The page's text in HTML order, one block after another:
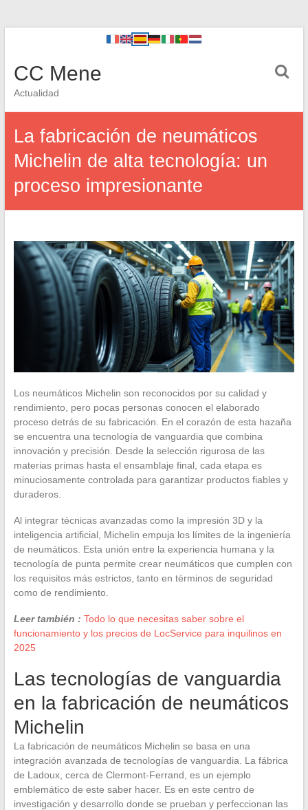
CC Mene
Actualidad
La fabricación de neumáticos
Michelin de alta tecnología: un
proceso impresionante
Los neumáticos Michelin son reconocidos por su calidad y
rendimiento, pero pocas personas conocen el elaborado
proceso detrás de su fabricación. En el corazón de esta hazaña
se encuentra una tecnología de vanguardia que combina
innovación y precisión. Desde la selección rigurosa de las
materias primas hasta el ensamblaje final, cada etapa es
minuciosamente controlada para garantizar productos fiables y
duraderos.
Al integrar técnicas avanzadas como la impresión 3D y la
inteligencia artificial, Michelin empuja los límites de la ingeniería
de neumáticos. Esta unión entre la experiencia humana y la
tecnología de punta permite crear neumáticos que cumplen con
los requisitos más estrictos, tanto en términos de seguridad
como de rendimiento.
Leer también : Todo lo que necesitas saber sobre el
funcionamiento y los precios de LocService para inquilinos en
2025
Las tecnologías de vanguardia
en la fabricación de neumáticos
Michelin
La fabricación de neumáticos Michelin se basa en una
integración avanzada de tecnologías de vanguardia. La fábrica
de Ladoux, cerca de Clermont-Ferrand, es un ejemplo
emblemático de este saber hacer. Es en este centro de
investigación y desarrollo donde se prueban y perfeccionan las